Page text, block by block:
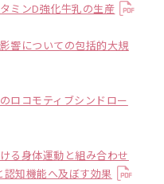
ミンD強化牛乳の生産
響についての包括的大規
ロコモティブシンドロー
る身体運動と組み合わせ
認知機能へ及ぼす効果